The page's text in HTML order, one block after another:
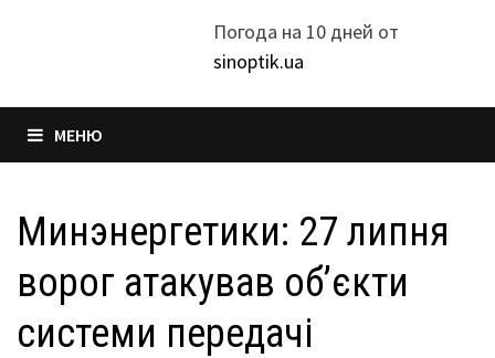
Погода на 10 дней от
sinoptik.ua
МЕНЮ
Минэнергетики: 27 липня
ворог атакував об’єкти
системи передачі